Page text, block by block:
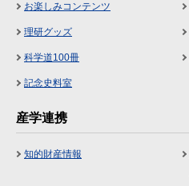
お楽しみコンテンツ
理研グッズ
科学道100冊
記念史料室
産学連携
知的財産情報